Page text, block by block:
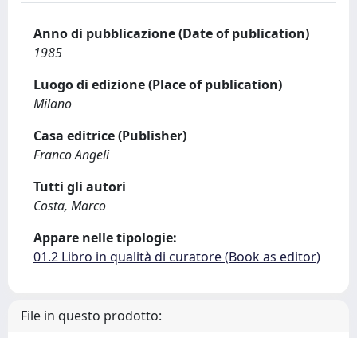
Anno di pubblicazione (Date of publication)
1985
Luogo di edizione (Place of publication)
Milano
Casa editrice (Publisher)
Franco Angeli
Tutti gli autori
Costa, Marco
Appare nelle tipologie:
01.2 Libro in qualità di curatore (Book as editor)
File in questo prodotto: